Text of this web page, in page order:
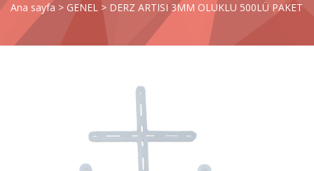
Ana sayfa > GENEL > DERZ ARTISI 3MM OLUKLU 500LÜ PAKET